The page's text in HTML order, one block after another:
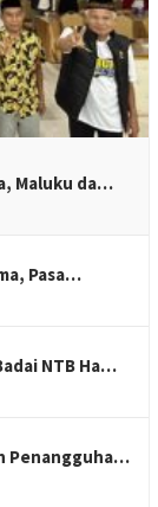
Maluku da…
Pasa…
NTB Ha…
Penangguha…